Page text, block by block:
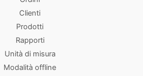
Clienti
Prodotti
Rapporti
Unità di misura
Modalità offline